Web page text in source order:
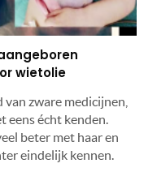
wietolie
zware medicijnen,
eens écht kenden.
beter met haar en
eindelijk kennen.